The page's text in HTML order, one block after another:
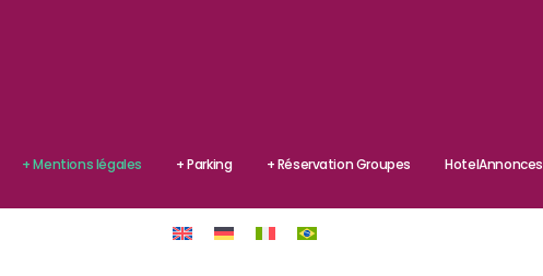
+ Mentions légales + Parking + Réservation Groupes HotelAnnonces